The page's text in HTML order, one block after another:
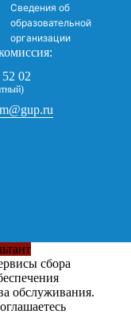
Сведения об
образовательной
организации
02
сбора
обслуживания.